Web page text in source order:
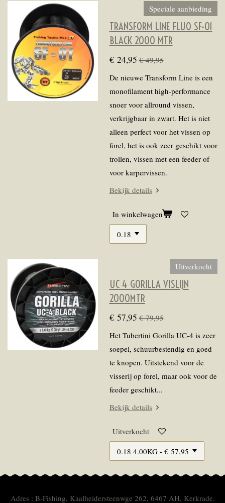
Speciale aanbieding
TRANSFORM LINE FLUO SF-01
BLACK 2000 MTR
€ 24,95 € 49,95
De nieuwe Transform Line is een
monofilament high-performance
snoer voor allround vissen,
verkrijgbaar in zwart. Het is niet
alleen perfect voor het vissen op
forel, het is ook zeer geschikt voor
trollen, vissen met een feeder of
voor karpervissen.
Bekijk details
In winkelwagen
Uitverkocht
UC 4 GORILLA VISLIJN
2000MTR
€ 57,95 € 79,95
Het Tubertini Gorilla UC-4 is zeer
soepel, schuurbestendig en goed
te knopen. Uitstekend voor de
visserij op forel, maar ook voor de
feeder geschikt...
Bekijk details
Uitverkocht
Adres : B-Fishing, Kaalheidersteenwge 262, 6467 AH, Kerkrade.